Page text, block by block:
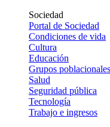
Sociedad
Portal de Sociedad
Condiciones de vida
Cultura
Educación
Grupos poblacionales
Salud
Seguridad pública
Tecnología
Trabajo e ingresos